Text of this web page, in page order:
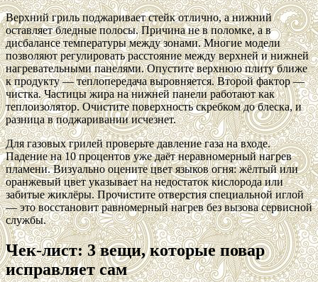
Верхний гриль поджаривает стейк отлично, а нижний
оставляет бледные полосы. Причина не в поломке, а в
дисбалансе температуры между зонами. Многие модели
позволяют регулировать расстояние между верхней и нижней
нагревательными панелями. Опустите верхнюю плиту ближе
к продукту — теплопередача выровняется. Второй фактор —
чистка. Частицы жира на нижней панели работают как
теплоизолятор. Очистите поверхность скребком до блеска, и
разница в поджаривании исчезнет.
Для газовых грилей проверьте давление газа на входе.
Падение на 10 процентов уже даёт неравномерный нагрев
пламени. Визуально оцените цвет языков огня: жёлтый или
оранжевый цвет указывает на недостаток кислорода или
забитые жиклёры. Прочистите отверстия специальной иглой
— это восстановит равномерный нагрев без вызова сервисной
службы.
Чек-лист: 3 вещи, которые повар
исправляет сам